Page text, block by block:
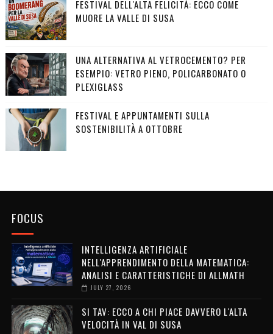
FESTIVAL DELL'ALTA FELICITÀ: ECCO COME
MUORE LA VALLE DI SUSA
UNA ALTERNATIVA AL VETROCEMENTO? PER
ESEMPIO: VETRO PIENO, POLICARBONATO O
PLEXIGLASS
FESTIVAL E APPUNTAMENTI SULLA
SOSTENIBILITÀ A OTTOBRE
FOCUS
INTELLIGENZA ARTIFICIALE
NELL'APPRENDIMENTO DELLA MATEMATICA:
ANALISI E CARATTERISTICHE DI ALLMATH
JULY 27, 2026
SI TAV: ECCO A CHI PIACE DAVVERO L'ALTA
VELOCITÀ IN VAL DI SUSA